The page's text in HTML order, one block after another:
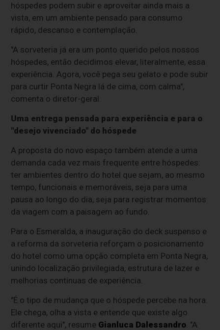
hóspedes podem subir e aproveitar ainda mais a
vista, em um ambiente pensado para consumo
rápido, descanso e contemplação.
"A sorveteria já era um ponto querido pelos nossos
hóspedes, então decidimos elevar, literalmente, essa
experiência. Agora, você pega seu gelato e pode subir
para curtir Ponta Negra lá de cima, com calma",
comenta o diretor-geral.
Uma entrega pensada para experiência e para o
"desejo vivenciado" do hóspede
A proposta do novo espaço também atende a uma
demanda cada vez mais frequente entre hóspedes:
ter ambientes dentro do hotel que sejam, ao mesmo
tempo, funcionais e memoráveis, seja para uma
pausa ao longo do dia, seja para registrar momentos
da viagem com a paisagem ao fundo.
Para o Esmeralda, a inauguração do deck suspenso e
a reforma da sorveteria reforçam o posicionamento
do hotel como uma opção completa em Ponta Negra,
unindo localização privilegiada, estrutura de lazer e
melhorias contínuas de experiência.
"É o tipo de mudança que o hóspede percebe na hora.
Ele chega, olha a vista e entende que existe algo
diferente aqui", resume Gianluca Dalessandro . "A